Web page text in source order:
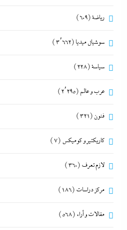
رياضة(609)
سوشيال ميديا (3٬662)
سياسة(228)
عرب و عالم (2٬295)
فنون (321)
كاريكتير و كوميكس (7)
لازم تعرف (360)
مركز دراسات (186)
مقالات و أراء (568)